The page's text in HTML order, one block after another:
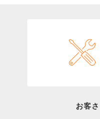
お客